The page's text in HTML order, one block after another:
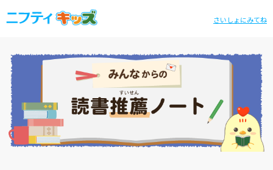
さいしょにみてね